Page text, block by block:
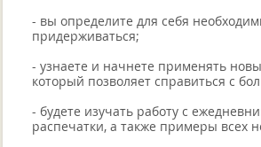
- вы определите для себя
придерживаться;
- узнаете и начнете применять
который позволяет справиться с
- будете изучать работу с
распечатки, а также примеры всех